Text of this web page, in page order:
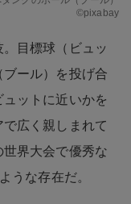
©pixabay
目標球（ビュッ
ブール）を投げ合
ットに近いかを
広く親しまれて
界大会で優秀な
うな存在だ。